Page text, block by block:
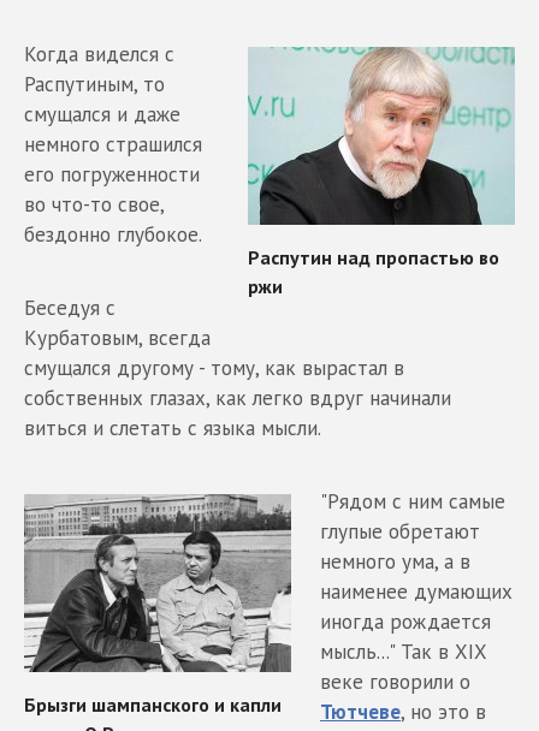
Когда виделся с
Распутиным, то
смущался и даже
немного страшился
его погруженности
во что-то свое,
бездонно глубокое.
Беседуя с
Курбатовым, всегда
смущался другому - тому, как вырастал в
собственных глазах, как легко вдруг начинали
виться и слетать с языка мысли.
"Рядом с ним самые
глупые обретают
немного ума, а в
наименее думающих
иногда рождается
мысль..." Так в ХIХ
веке говорили о
Тютчеве, но это в